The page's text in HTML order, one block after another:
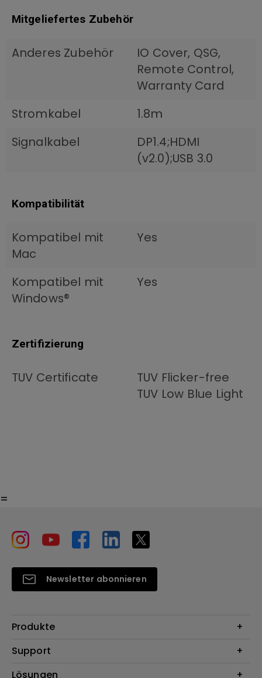
Mitgeliefertes Zubehör
Anderes Zubehör
IO Cover, QSG,
Remote Control,
Warranty Card
Stromkabel
1.8m
Signalkabel
DP1.4;HDMI
(v2.0);USB 3.0
Kompatibilität
Kompatibel mit
Mac
Yes
Kompatibel mit
Windows®
Yes
Zertifizierung
TUV Certificate
TUV Flicker-free
TUV Low Blue Light
=
Newsletter abonnieren
Produkte
Beamer
Support
Kontakt
Lösungen